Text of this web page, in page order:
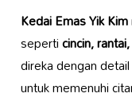
Kedai Emas Yik Kim
seperticincin,
direka dengan
untuk memenuhi